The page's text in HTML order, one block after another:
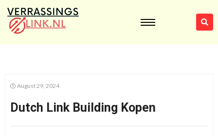
August 29, 2024
Dutch Link Building Kopen